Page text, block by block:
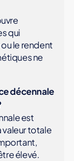
qui
le rendent
ne
décennale
est
valeur totale
élevé.